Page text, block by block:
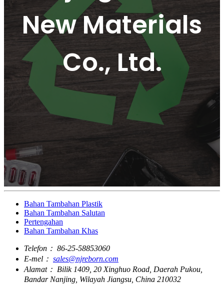
New Materials
Co., Ltd.
Bahan Tambahan Plastik
Bahan Tambahan Salutan
Pertengahan
Bahan Tambahan Khas
Telefon： 86-25-58853060
E-mel： sales@njreborn.com
Alamat： Bilik 1409, 20 Xinghuo Road, Daerah Pukou,
Bandar Nanjing, Wilayah Jiangsu, China 210032